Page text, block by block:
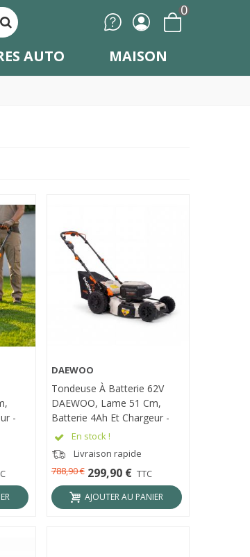
0
AUTO MAISON
-
APERÇU RAPIDE
DAEWOO
Tondeuse À Batterie 62V
DAEWOO, Lame 51 Cm,
Batterie 4Ah Et Chargeur -
DALLM62BL-20SP-K1
En stock !
Livraison rapide
299,90 € TTC
788,90 €
AJOUTER AU PANIER